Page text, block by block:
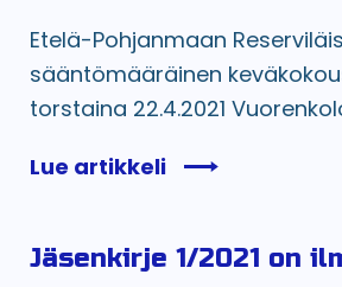
Etelä-Pohjanmaan
sääntömääräinen
torstaina 22.4.2021
Lue artikkeli
Jäsenkirje 1/2021 on